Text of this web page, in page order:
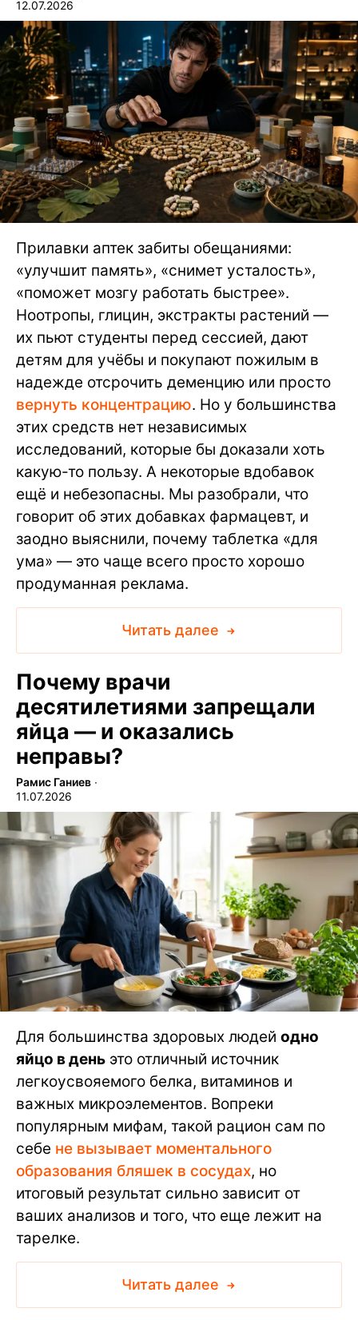
12.07.2026
Прилавки аптек забиты обещаниями:
«улучшит память», «снимет усталость»,
«поможет мозгу работать быстрее».
Ноотропы, глицин, экстракты растений —
их пьют студенты перед сессией, дают
детям для учёбы и покупают пожилым в
надежде отсрочить деменцию или просто
вернуть концентрацию. Но у большинства
этих средств нет независимых
исследований, которые бы доказали хоть
какую-то пользу. А некоторые вдобавок
ещё и небезопасны. Мы разобрали, что
говорит об этих добавках фармацевт, и
заодно выяснили, почему таблетка «для
ума» — это чаще всего просто хорошо
продуманная реклама.
Читать далее
Почему врачи
десятилетиями запрещали
яйца — и оказались
неправы?
Рамис Ганиев ∙
11.07.2026
Для большинства здоровых людей одно
яйцо в день это отличный источник
легкоусвояемого белка, витаминов и
важных микроэлементов. Вопреки
популярным мифам, такой рацион сам по
себе не вызывает моментального
образования бляшек в сосудах, но
итоговый результат сильно зависит от
ваших анализов и того, что еще лежит на
тарелке.
Читать далее